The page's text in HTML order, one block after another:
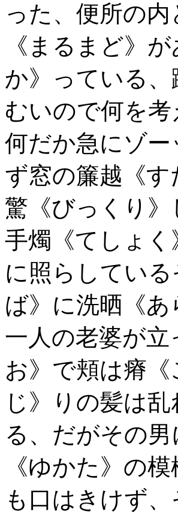
った、便所の
《まるまど》
か》っている
むいので何を
何だか急にゾ
ず窓の簾越《
驚《びっくり
手燭《てしょ
に照らしてい
ば》に洗晒《
一人の老婆が
お》で頬は瘠
じ》りの髪は
る、だがその
《ゆかた》の
も口はきけず